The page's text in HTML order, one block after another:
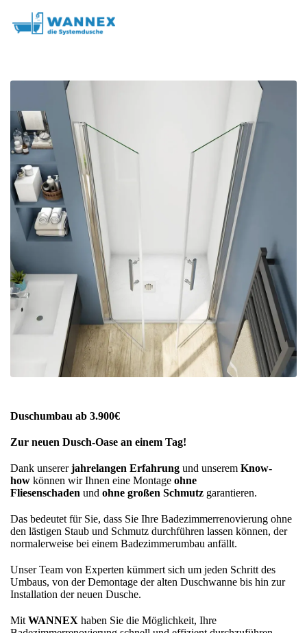
Duschumbau ab 3.900€
Zur neuen Dusch-Oase an einem Tag!
Dank unsererjahrelangen Erfahrung und unserem Know-
how können wir Ihnen eine Montage ohne
Fliesenschaden und ohne großen Schmutz garantieren.
Das bedeutet für Sie, dass Sie Ihre Badezimmerrenovierung ohne
den lästigen Staub und Schmutz durchführen lassen können, der
normalerweise bei einem Badezimmerumbau anfällt.
Unser Team von Experten kümmert sich um jeden Schritt des
Umbaus, von der Demontage der alten Duschwanne bis hin zur
Installation der neuen Dusche.
Mit WANNEX haben Sie die Möglichkeit, Ihre